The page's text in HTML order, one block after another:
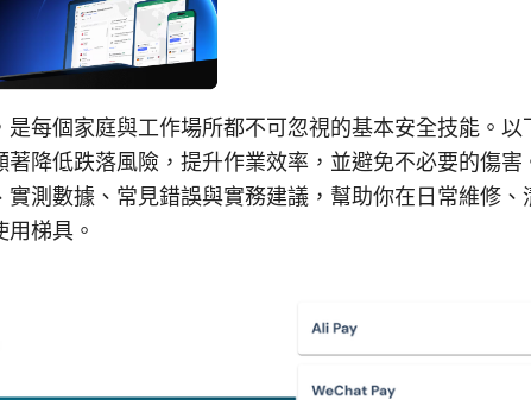
是每個家庭與工作場所都不可忽視的基本安全技能。
著降低跌落風險，提升作業效率，並避免不必要的傷害
實測數據、常見錯誤與實務建議，幫助你在日常維修、
梯具。